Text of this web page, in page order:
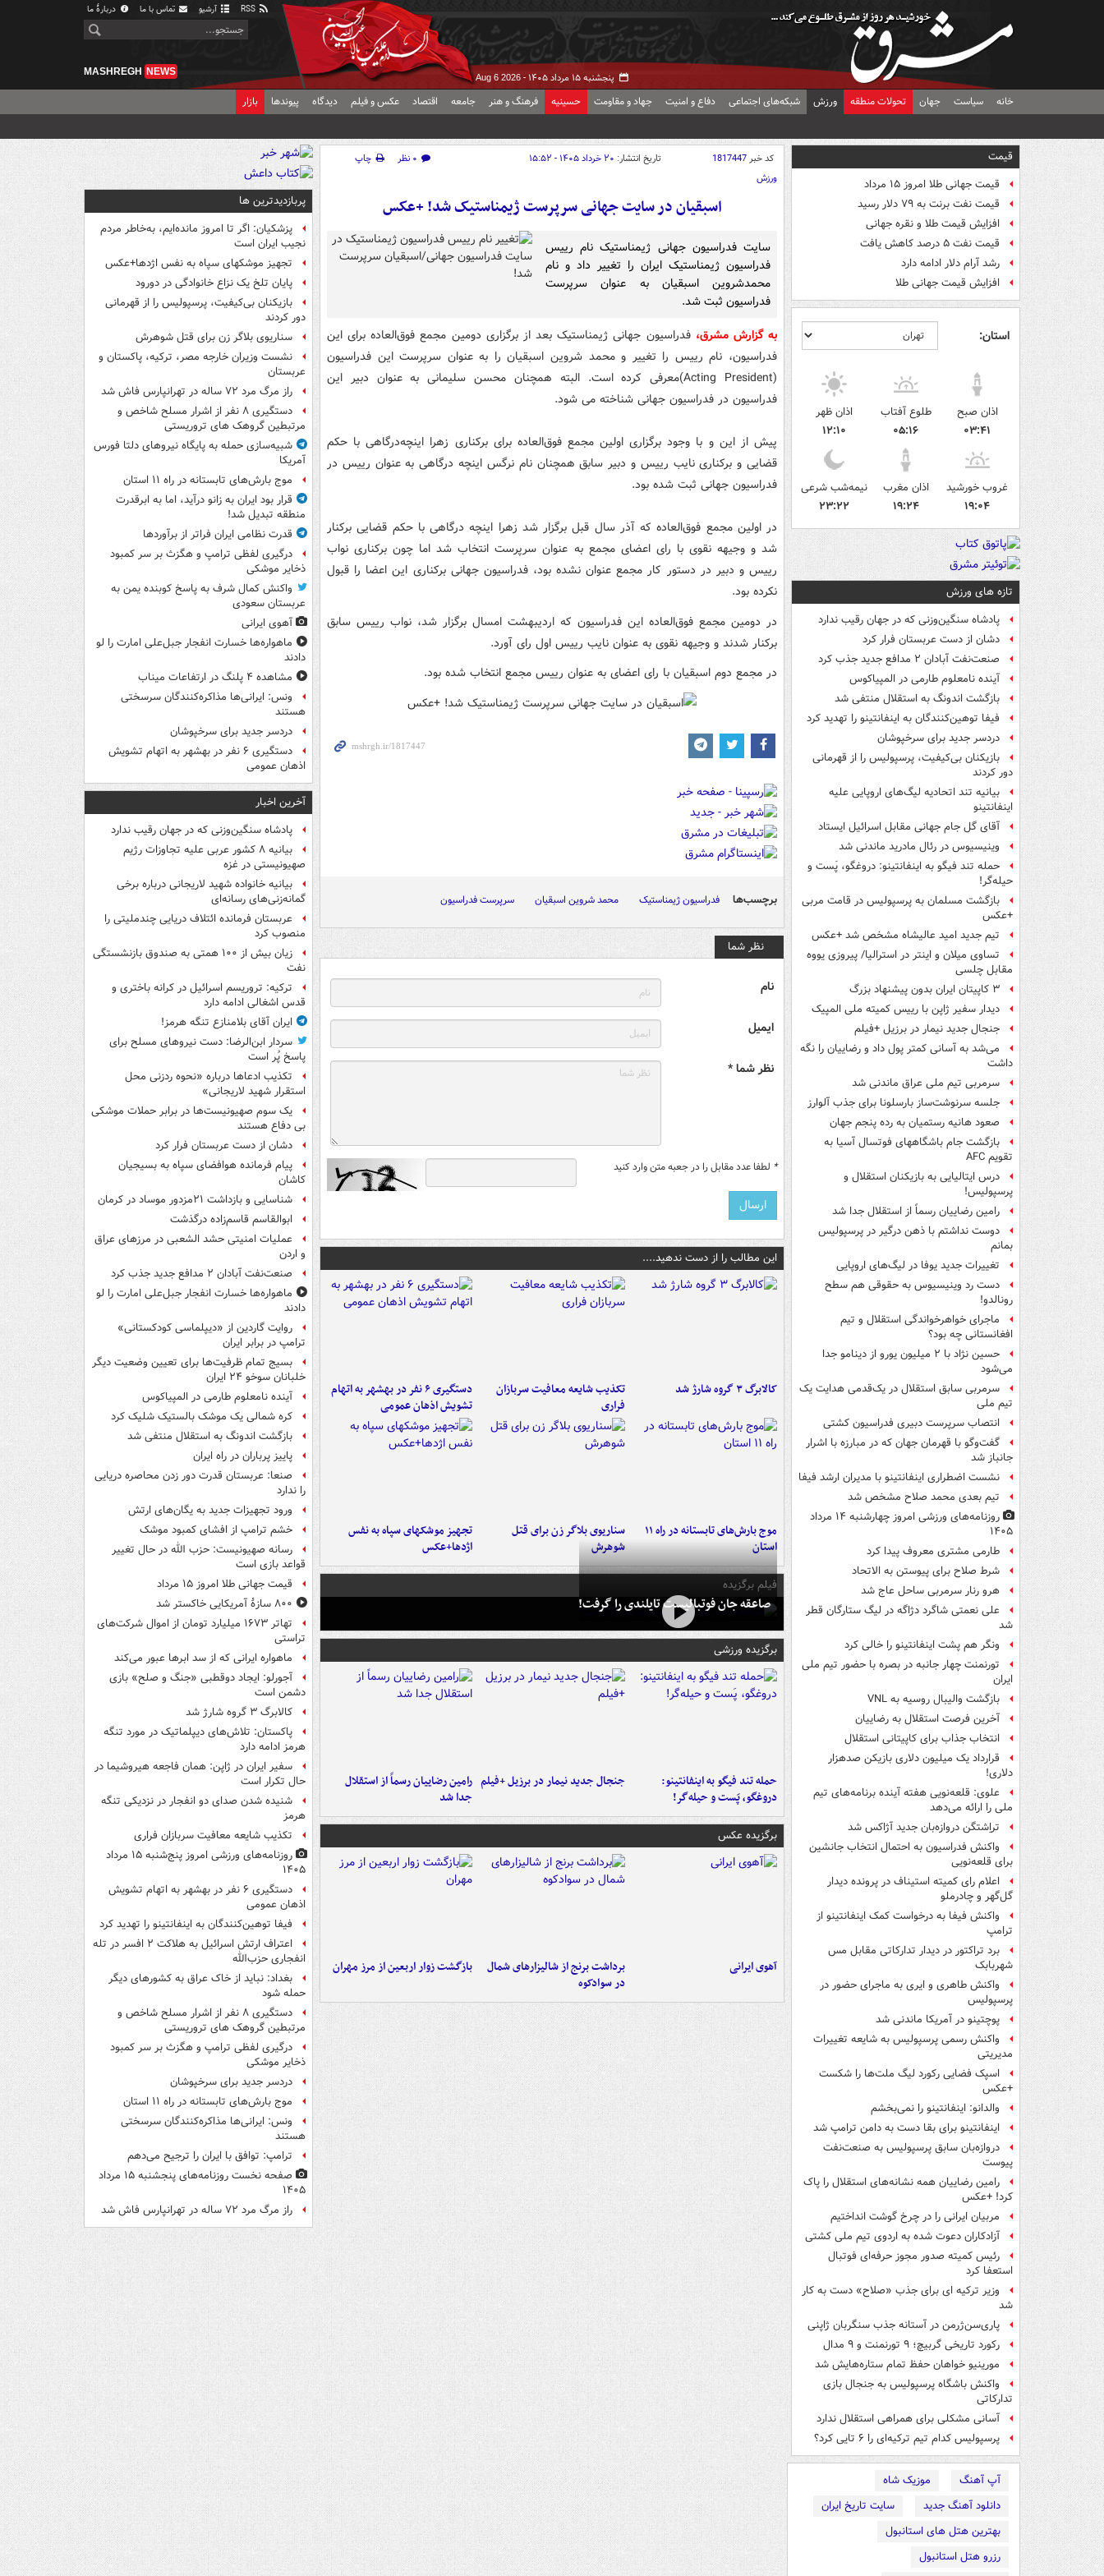
آرشیو تماس با ما دربارهٔ ما
پنجشنبه ۱۵ مرداد ۱۴۰۵ - Aug 6 2026
MASHREGH NEWS
خانه سیاست جهان تحولات منطقه ورزش شبکه‌های اجتماعی دفاع و امنیت جهاد و مقاومت حسینیه فرهنگ و هنر جامعه اقتصاد عکس و فیلم دیدگاه پیوندها بازار
قیمت
قیمت جهانی طلا امروز ۱۵ مرداد
قیمت نفت برنت به ۷۹ دلار رسید
افزایش قیمت طلا و نقره جهانی
قیمت نفت ۵ درصد کاهش یافت
رشد آرام دلار ادامه دارد
افزایش قیمت جهانی طلا
استان:
اذان صبح
۰۳:۴۱
طلوع آفتاب
۰۵:۱۶
اذان ظهر
۱۲:۱۰
غروب خورشید
۱۹:۰۴
اذان مغرب
۱۹:۲۴
نیمه‌شب شرعی
۲۳:۲۲
تازه های ورزش
پادشاه سنگین‌وزنی که در جهان رقیب ندارد
دشان از دست عربستان فرار کرد
صنعت‌نفت آبادان ۲ مدافع جدید جذب کرد
آینده نامعلوم طارمی در المپیاکوس
بازگشت اندونگ به استقلال منتفی شد
فیفا توهین‌کنندگان به اینفانتینو را تهدید کرد
دردسر جدید برای سرخپوشان
بازیکنان بی‌کیفیت، پرسپولیس را از قهرمانی
دور کردند
بیانیه تند اتحادیه لیگ‌های اروپایی علیه
اینفانتینو
آقای گل جام جهانی مقابل اسرائیل ایستاد
وینیسیوس در رئال مادرید ماندنی شد
حمله تند فیگو به اینفانتینو: دروغگو، پَست‌ و
حیله‌گر!
بازگشت مسلمان به پرسپولیس در قامت مربی
+عکس
تیم جدید امید عالیشاه مشخص شد +عکس
تساوی میلان و اینتر در استرالیا/ پیروزی یووه
مقابل چلسی
۳ کاپیتان ایران بدون پیشنهاد بزرگ
دیدار سفیر ژاپن با رییس کمیته ملی المپیک
جنجال جدید نیمار در برزیل +فیلم
می‌شد به آسانی کمتر پول داد و رضاییان را نگه
داشت
سرمربی تیم ملی عراق ماندنی شد
جلسه سرنوشت‌ساز بارسلونا برای جذب آلوارز
صعود هانیه رستمیان به رده پنجم جهان
بازگشت جام باشگاههای فوتسال آسیا به
تقویم AFC
درس ایتالیایی‌ به بازیکنان استقلال و
پرسپولیس!
رامین رضاییان رسماً از استقلال جدا شد
دوست نداشتم با ذهن درگیر در پرسپولیس
بمانم
تغییرات جدید یوفا در لیگ‌های اروپایی
دست رد وینیسیوس به حقوقی هم سطح
رونالدو!
ماجرای خواهرخواندگی استقلال و تیم
افغانستانی چه بود؟
حسین نژاد با ۲ میلیون یورو از دینامو جدا
می‌شود
سرمربی سابق استقلال در یک‌قدمی هدایت یک
تیم ملی
انتصاب سرپرست دبیری فدراسیون کشتی
گفت‌وگو با قهرمان جهان که در مبارزه با اشرار
جانباز شد
نشست اضطراری اینفانتینو با مدیران ارشد فیفا
تیم بعدی محمد صلاح مشخص شد
روزنامه‌های ورزشی امروز چهارشنبه ۱۴ مرداد
۱۴۰۵
طارمی مشتری معروف پیدا کرد
شرط صلاح برای پیوستن به الاتحاد
هرو رنار سرمربی ساحل عاج شد
علی نعمتی شاگرد دژاگه در لیگ ستارگان قطر
شد
ونگر هم پشت اینفانتینو را خالی کرد
تورنمنت چهار جانبه در بصره با حضور تیم ملی
ایران
بازگشت والیبال روسیه به VNL
آخرین فرصت استقلال به رضاییان
انتخاب جذاب برای کاپیتانی استقلال
قرارداد یک میلیون دلاری بازیکن صدهزار
دلاری!
علوی: قلعه‌نویی هفته آینده برنامه‌های تیم
ملی را ارائه می‌دهد
تراِشتگن دروازه‌بان جدید آژاکس شد
واکنش فدراسیون به احتمال انتخاب جانشین
برای قلعه‌نویی
اعلام رای کمیته استیناف در پرونده دیدار
گل‌گهر و چادرملو
واکنش فیفا به درخواست کمک اینفانتینو از
ترامپ
برد تراکتور در دیدار تدارکاتی مقابل مس
شهربابک
واکنش طاهری و ایری به ماجرای حضور در
پرسپولیس
پوچتینو در آمریکا ماندنی شد
واکنش رسمی پرسپولیس به شایعه تغییرات
مدیریتی
اسپک فضایی رکورد لیگ ملت‌ها را شکست
+عکس
والدانو: اینفانتینو را نمی‌بخشم
اینفانتینو برای بقا دست به دامن ترامپ شد
دروازه‌بان سابق پرسپولیس به صنعت‌نفت
پیوست
رامین رضاییان همه نشانه‌های استقلال را پاک
کرد! +عکس
مربیان ایرانی را در چرخ گوشت انداختیم
آزادکاران دعوت شده به اردوی تیم ملی کشتی
رئیس کمیته صدور مجوز حرفه‌ای فوتبال
استعفا کرد
وزیر ترکیه ای برای جذب «صلاح» دست به کار
شد
پاری‌سن‌ژرمن در آستانه جذب سنگربان ژاپنی
رکورد تاریخی گربیچ؛ ۹ تورنمنت و ۹ مدال
مورینیو خواهان حفظ تمام ستاره‌هایش شد
واکنش باشگاه پرسپولیس به جنجال بازی
تدارکاتی
آسانی مشکلی برای همراهی استقلال ندارد
پرسپولیس کدام تیم ترکیه‌ای را ۶ تایی کرد؟
آپ آهنگ
موزیک شاه
دانلود آهنگ جدید
سایت تاریخ ایران
بهترین هتل های استانبول
رزرو هتل استانبول
کد خبر1817447 تاریخ انتشار: ۲۰ خرداد ۱۴۰۵ - ۱۵:۵۲ ۰ نظر
چاپ
ورزش
اسبقیان در سایت جهانی سرپرست ژیمناستیک شد! +عکس
سایت فدراسیون جهانی ژیمناستیک نام رییس
فدراسیون ژیمناستیک ایران را تغییر داد و نام
محمدشروین اسبقیان به عنوان سرپرست
فدراسیون ثبت شد.
به گزارش مشرق، فدراسیون جهانی ژیمناستیک بعد از برگزاری دومین مجمع فوق‌العاده برای این
فدراسیون، نام رییس را تغییر و محمد شروین اسبقیان را به عنوان سرپرست این فدراسیون
(Acting President)معرفی کرده است. البته همچنان محسن سلیمانی به عنوان دبیر این
فدراسیون در فدراسیون جهانی شناخته می شود.
پیش از این و با وجود برگزاری اولین مجمع فوق‌العاده برای برکناری زهرا اینچه‌درگاهی با حکم
قضایی و برکناری نایب رییس و دبیر سابق همچنان نام نرگس اینچه‌ درگاهی به عنوان رییس در
فدراسیون جهانی ثبت شده بود.
در اولین مجمع فوق‌العاده که آذر سال قبل برگزار شد زهرا اینچه درگاهی با حکم قضایی برکنار
شد و وجیهه نقوی با رای اعضای مجمع به عنوان سرپرست انتخاب شد اما چون برکناری نواب
رییس و دبیر در دستور کار مجمع عنوان نشده بود، فدراسیون جهانی برکناری این اعضا را قبول
نکرده بود.
در دومین مجمع فوق‌العاده این فدراسیون که اردیبهشت امسال برگزار شد، نواب رییس سابق
برکنار شدند و وجیهه نقوی به عنوان نایب رییس اول رای آورد.
در مجمع دوم اسبقیان با رای اعضای به عنوان رییس مجمع انتخاب شده بود.
برچسب‌ها فدراسیون ژیمناستیک محمد شروین اسبقیان سرپرست فدراسیون
نظر شما
نام
ایمیل
نظر شما *
* لطفا عدد مقابل را در جعبه متن وارد کنید
این مطالب را از دست ندهید....
کالابرگ ۳ گروه شارژ شد
تکذیب شایعه معافیت سربازان
فراری
دستگیری ۶ نفر در بهشهر به اتهام
تشویش اذهان عمومی
موج بارش‌های تابستانه در راه ۱۱
استان
سناریوی بلاگر زن برای قتل
شوهرش
تجهیز موشکهای سپاه به نفس
اژدها+عکس
فیلم برگزیده
صاعقه جان فوتبالیست تایلندی را گرفت!
برگزیده ورزشی
حمله تند فیگو به اینفانتینو:
دروغگو، پَست‌ و حیله‌گر!
جنجال جدید نیمار در برزیل +فیلم رامین رضاییان رسماً از استقلال
جدا شد
برگزیده عکس
آهوی ایرانی
برداشت برنج از شالیزارهای شمال
در سوادکوه
بازگشت زوار اربعین از مرز مهران
پربازدیدترین ها
پزشکیان: اگر تا امروز مانده‌ایم، به‌خاطر مردم
نجیب ایران است
تجهیز موشکهای سپاه به نفس اژدها+عکس
پایان تلخ یک نزاع خانوادگی در دورود
بازیکنان بی‌کیفیت، پرسپولیس را از قهرمانی
دور کردند
سناریوی بلاگر زن برای قتل شوهرش
نشست وزیران خارجه مصر، ترکیه، پاکستان و
عربستان
راز مرگ مرد ۷۲ ساله در تهرانپارس فاش شد
دستگیری ۸ نفر از اشرار مسلح شاخص و
مرتبطین گروهک های تروریستی
شبیه‌سازی حمله به پایگاه نیروهای دلتا فورس
آمریکا
موج بارش‌های تابستانه در راه ۱۱ استان
قرار بود ایران به زانو درآید، اما به ابرقدرت
منطقه تبدیل شد!
قدرت نظامی ایران فراتر از برآوردها
درگیری لفظی ترامپ و هگزث بر سر کمبود
ذخایر موشکی
واکنش کمال شرف به پاسخ کوبنده یمن به
عربستان سعودی
آهوی ایرانی
ماهواره‌ها خسارت انفجار جبل‌علی امارت را لو
دادند
مشاهده ۴ پلنگ در ارتفاعات میناب
ونس: ایرانی‌ها مذاکره‌کنندگان سرسختی
هستند
دردسر جدید برای سرخپوشان
دستگیری ۶ نفر در بهشهر به اتهام تشویش
اذهان عمومی
آخرین اخبار
پادشاه سنگین‌وزنی که در جهان رقیب ندارد
بیانیه ۸ کشور عربی علیه تجاوزات رژیم
صهیونیستی در غزه
بیانیه خانواده شهید لاریجانی درباره برخی
گمانه‌زنی‌های رسانه‌ای
عربستان فرمانده ائتلاف دریایی چندملیتی را
منصوب کرد
زیان بیش از ۱۰۰ همتی به صندوق‌ بازنشستگی
نفت
ترکیه: تروریسم اسرائیل در کرانه باختری و
قدس اشغالی ادامه دارد
ایران آقای بلامنازع تنگه هرمز!
سردار ابن‌الرضا: دست نیروهای مسلح برای
پاسخ پُر است
تکذیب ادعاها درباره «نحوه ردزنی محل
استقرار شهید لاریجانی»
یک‌ سوم صهیونیست‌ها در برابر حملات موشکی
بی دفاع هستند
دشان از دست عربستان فرار کرد
پیام فرمانده هوافضای سپاه به بسیجیان
کاشان
شناسایی و بازداشت ۲۱مزدور موساد در کرمان
ابوالقاسم قاسم‌زاده درگذشت
عملیات امنیتی حشد الشعبی در مرزهای عراق
و اردن
صنعت‌نفت آبادان ۲ مدافع جدید جذب کرد
ماهواره‌ها خسارت انفجار جبل‌علی امارت را لو
دادند
روایت گاردین از «دیپلماسی کودکستانی»
ترامپ در برابر ایران
بسیج تمام ظرفیت‌ها برای تعیین وضعیت دیگر
خلبانان سوخو ۲۴ ایران
آینده نامعلوم طارمی در المپیاکوس
کره شمالی یک موشک بالستیک شلیک کرد
بازگشت اندونگ به استقلال منتفی شد
پاییز پرباران در راه ایران
صنعا: عربستان قدرت دور زدن محاصره دریایی
را ندارد
ورود تجهیزات جدید به یگان‌های ارتش
خشم ترامپ از افشای کمبود موشک
رسانه صهیونیست: حزب الله در حال تغییر
قواعد بازی است
قیمت جهانی طلا امروز ۱۵ مرداد
۸۰۰ سازۀ آمریکایی خاکستر شد
تهاتر ۱۶۷۳ میلیارد تومان از اموال شرکت‌های
تراستی
ماهواره ایرانی که از سد ابرها عبور می‌کند
آجورلو: ایجاد دوقطبی «جنگ و صلح‌» بازی
دشمن است
کالابرگ ۳ گروه شارژ شد
پاکستان: تلاش‌های دیپلماتیک در مورد تنگه
هرمز ادامه دارد
سفیر ایران در ژاپن: همان فاجعه هیروشیما در
حال تکرار است
شنیده شدن صدای دو انفجار در نزدیکی تنگه
هرمز
تکذیب شایعه معافیت سربازان فراری
روزنامه‌های ورزشی امروز پنج‌شنبه ۱۵ مرداد
۱۴۰۵
دستگیری ۶ نفر در بهشهر به اتهام تشویش
اذهان عمومی
فیفا توهین‌کنندگان به اینفانتینو را تهدید کرد
اعتراف ارتش اسرائیل به هلاکت ۲ افسر در تله
انفجاری حزب‌الله
بغداد: نباید از خاک عراق به کشورهای دیگر
حمله شود
دستگیری ۸ نفر از اشرار مسلح شاخص و
مرتبطین گروهک های تروریستی
درگیری لفظی ترامپ و هگزث بر سر کمبود
ذخایر موشکی
دردسر جدید برای سرخپوشان
موج بارش‌های تابستانه در راه ۱۱ استان
ونس: ایرانی‌ها مذاکره‌کنندگان سرسختی
هستند
ترامپ: توافق با ایران را ترجیح می‌دهم
صفحه نخست روزنامه‌های پنجشنبه ۱۵ مرداد
۱۴۰۵
راز مرگ مرد ۷۲ ساله در تهرانپارس فاش شد